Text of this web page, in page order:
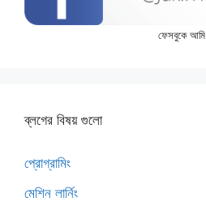
ফেসবুকে আমি
ব্লগের বিষয় গুলো
প্রোগ্রামিং
মেশিন লার্নিং